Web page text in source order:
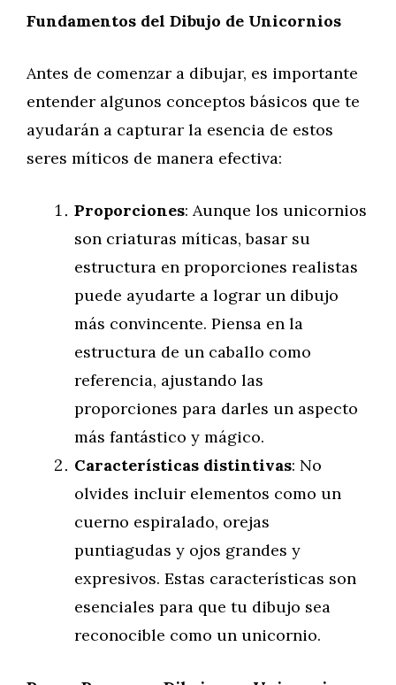
Fundamentos del Dibujo de Unicornios
Antes de comenzar a dibujar, es importante
entender algunos conceptos básicos que te
ayudarán a capturar la esencia de estos
seres míticos de manera efectiva:
Proporciones: Aunque los unicornios
son criaturas míticas, basar su
estructura en proporciones realistas
puede ayudarte a lograr un dibujo
más convincente. Piensa en la
estructura de un caballo como
referencia, ajustando las
proporciones para darles un aspecto
más fantástico y mágico.
Características distintivas: No
olvides incluir elementos como un
cuerno espiralado, orejas
puntiagudas y ojos grandes y
expresivos. Estas características son
esenciales para que tu dibujo sea
reconocible como un unicornio.